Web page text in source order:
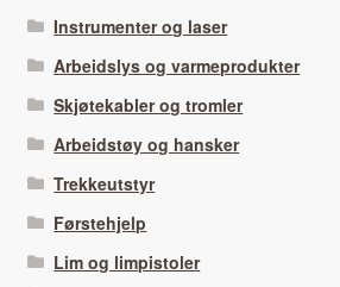
Instrumenter og laser
Arbeidslys og varmeprodukter
Skjøtekabler og tromler
Arbeidstøy og hansker
Trekkeutstyr
Førstehjelp
Lim og limpistoler